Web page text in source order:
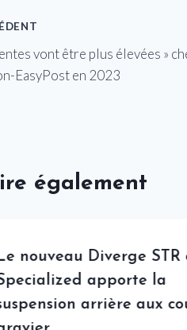
vont être plus élevées »
EasyPost en 2023
également
nouveau Diverge STR
apporte la
arrière aux